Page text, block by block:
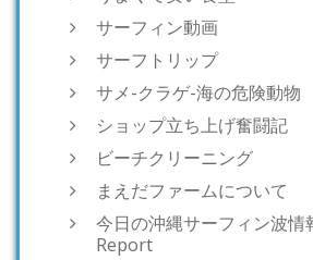
サーフィン動画
サーフトリップ
サメ-クラゲ-海の危険動物
ショップ立ち上げ奮闘記
ビーチクリーニング
まえだファームについて
今日の沖縄サーフィン波
Report